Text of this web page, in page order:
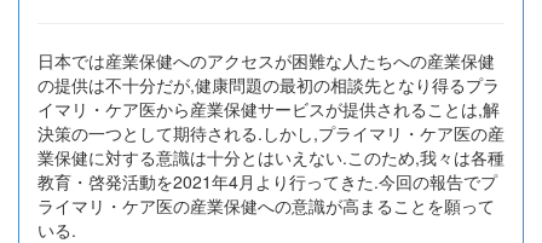
日本では産業保健へのアクセスが困難な人たちへの産業保健
の提供は不十分だが,健康問題の最初の相談先となり得るプラ
イマリ・ケア医から産業保健サービスが提供されることは,解
決策の一つとして期待される.しかし,プライマリ・ケア医の産
業保健に対する意識は十分とはいえない.このため,我々は各種
教育・啓発活動を2021年4月より行ってきた.今回の報告でプ
ライマリ・ケア医の産業保健への意識が高まることを願って
いる.